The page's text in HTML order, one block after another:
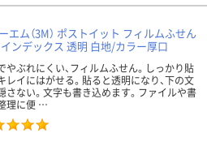
エム（3M） ポストイット フィルムふせん
ンデックス 透明 白地/カラー厚口
やぶれにくい、フィルムふせん。しっかり貼
レイにはがせる。貼ると透明になり、下の文
さない。文字も書き込めます。ファイルや書
理に便 …